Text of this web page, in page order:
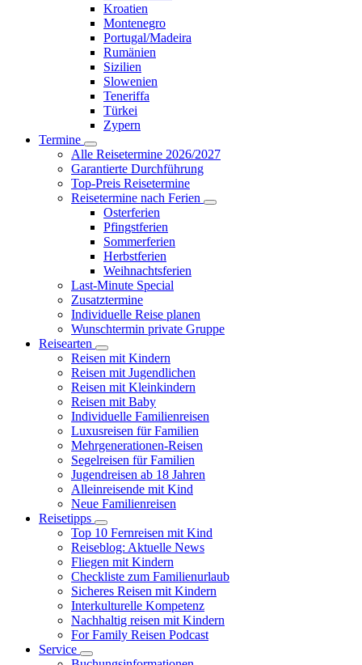
Kroatien
Montenegro
Portugal/Madeira
Rumänien
Sizilien
Slowenien
Teneriffa
Türkei
Zypern
Termine
Alle Reisetermine 2026/2027
Garantierte Durchführung
Top-Preis Reisetermine
Reisetermine nach Ferien
Osterferien
Pfingstferien
Sommerferien
Herbstferien
Weihnachtsferien
Last-Minute Special
Zusatztermine
Individuelle Reise planen
Wunschtermin private Gruppe
Reisearten
Reisen mit Kindern
Reisen mit Jugendlichen
Reisen mit Kleinkindern
Reisen mit Baby
Individuelle Familienreisen
Luxusreisen für Familien
Mehrgenerationen-Reisen
Segelreisen für Familien
Jugendreisen ab 18 Jahren
Alleinreisende mit Kind
Neue Familienreisen
Reisetipps
Top 10 Fernreisen mit Kind
Reiseblog: Aktuelle News
Fliegen mit Kindern
Checkliste zum Familienurlaub
Sicheres Reisen mit Kindern
Interkulturelle Kompetenz
Nachhaltig reisen mit Kindern
For Family Reisen Podcast
Service